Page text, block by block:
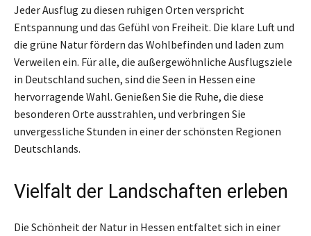
Jeder Ausflug zu diesen ruhigen Orten verspricht
Entspannung und das Gefühl von Freiheit. Die klare Luft und
die grüne Natur fördern das Wohlbefinden und laden zum
Verweilen ein. Für alle, die außergewöhnliche Ausflugsziele
in Deutschland suchen, sind die Seen in Hessen eine
hervorragende Wahl. Genießen Sie die Ruhe, die diese
besonderen Orte ausstrahlen, und verbringen Sie
unvergessliche Stunden in einer der schönsten Regionen
Deutschlands.
Vielfalt der Landschaften erleben
Die Schönheit der Natur in Hessen entfaltet sich in einer